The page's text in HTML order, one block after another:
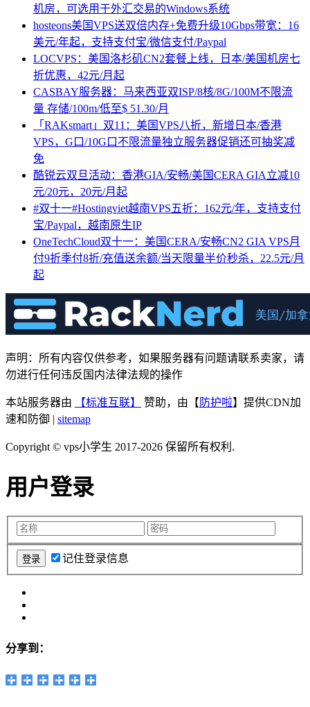
机房，可选用于外汇交易的Windows系统
hosteons美国VPS送双倍内存+免费升级10Gbps带宽：16
美元/年起，支持支付宝/微信支付/Paypal
LOCVPS：美国洛杉矶CN2套餐上线，日本/美国机房七
折优惠，42元/月起
CASBAY服务器：马来西亚双ISP/8核/8G/100M不限流
量 存储/100m/低至$ 51.30/月
「RAKsmart」双11：美国VPS八折，新增日本/香港
VPS，G口/10G口不限流量独立服务器促销还可抽奖减
免
酷锐云双旦活动：香港GIA/安畅/美国CERA GIA立减10
元/20元，20元/月起
#双十一#Hostingviet越南VPS五折：162元/年，支持支付
宝/Paypal，越南原生IP
OneTechCloud双十一：美国CERA/安畅CN2 GIA VPS月
付9折季付8折/充值送余额/当天限量半价秒杀，22.5元/月
起
声明：所有内容仅供参考，如果服务器有问题请联系卖家，请
勿进行任何违反国内法律法规的操作
本站服务器由 【标准互联】 赞助，由【 防护啦】提供CDN加
速和防御 | sitemap
Copyright © vps小学生 2017-2026 保留所有权利.
用户登录
记住登录信息
分享到：